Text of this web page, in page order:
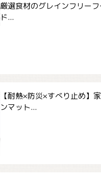
厳選食材のグレインフリー
ド...
【耐熱×防災×すべり止め】
ンマット...